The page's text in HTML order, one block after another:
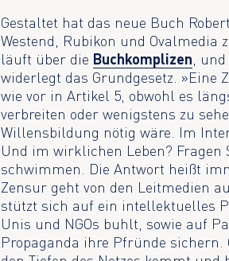
Gestaltet hat das neue Buch
Westend, Rubikon und Ovalmedia
läuft über die Buchkomplizen ,
widerlegt das Grundgesetz.
wie vor in Artikel 5, obwohl es
verbreiten oder wenigstens zu
Willensbildung nötig wäre. Im
Und im wirklichen Leben? Fragen
schwimmen. Die Antwort heißt
Zensur geht von den Leitmedien
stützt sich auf ein intellektuelles
Unis und NGOs buhlt, sowie auf
Propaganda ihre Pfründe